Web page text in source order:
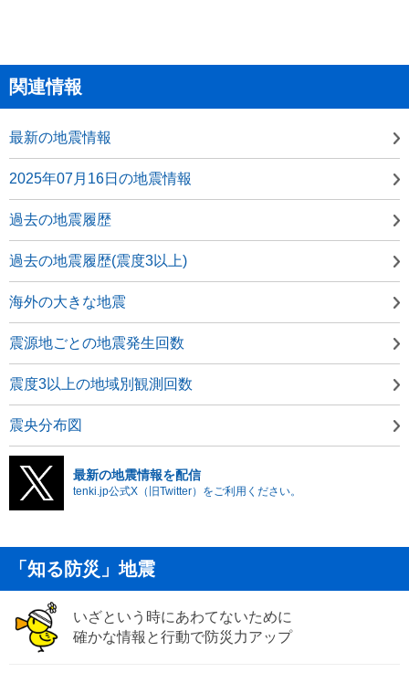
関連情報
最新の地震情報
2025年07月16日の地震情報
過去の地震履歴
過去の地震履歴(震度3以上)
海外の大きな地震
震源地ごとの地震発生回数
震度3以上の地域別観測回数
震央分布図
最新の地震情報を配信
tenki.jp公式X（旧Twitter）をご利用ください。
「知る防災」地震
いざという時にあわてないために
確かな情報と行動で防災力アップ